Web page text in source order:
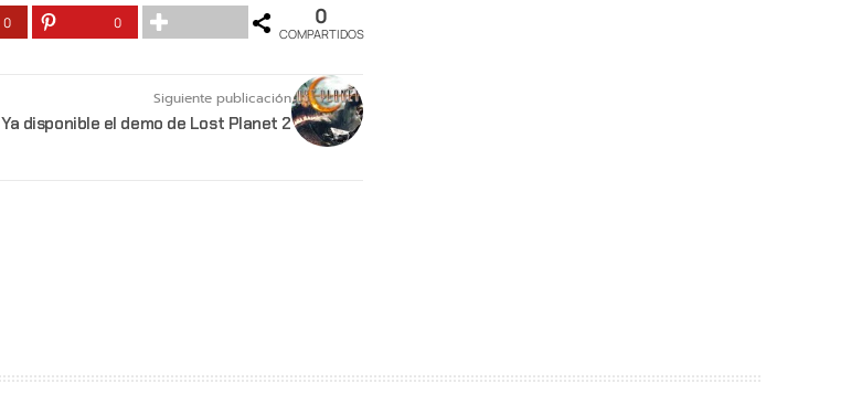
0 0 0
COMPARTIDOS
Siguiente publicación
Ya disponible el demo de Lost Planet 2